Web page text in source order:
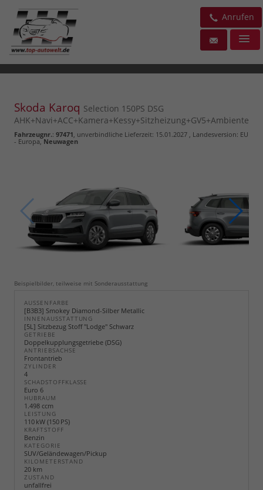
Anrufen
Skoda Karoq Selection 150PS DSG
AHK+Navi+ACC+Kamera+Kessy+Sitzheizung+GV5+Ambiente
Fahrzeugnr.: 97471 , unverbindliche Lieferzeit: 15.01.2027 , Landesversion: EU
- Europa,Neuwagen
Beispielbilder, teilweise mit Sonderausstattung
AUSSENFARBE
[B3B3] Smokey Diamond-Silber Metallic
INNENAUSSTATTUNG
[5L] Sitzbezug Stoff "Lodge" Schwarz
GETRIEBE
Doppelkupplungsgetriebe (DSG)
ANTRIEBSACHSE
Frontantrieb
ZYLINDER
4
SCHADSTOFFKLASSE
Euro 6
HUBRAUM
1.498 ccm
LEISTUNG
110 kW (150 PS)
KRAFTSTOFF
Benzin
KATEGORIE
SUV/Geländewagen/Pickup
KILOMETERSTAND
20 km
ZUSTAND
unfallfrei